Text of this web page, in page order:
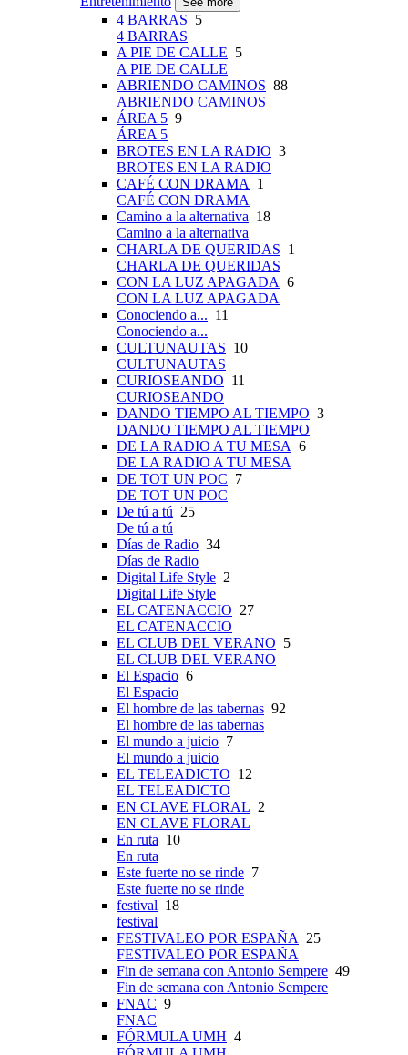
4 BARRAS 5
4 BARRAS
A PIE DE CALLE 5
A PIE DE CALLE
ABRIENDO CAMINOS 88
ABRIENDO CAMINOS
ÁREA 5 9
ÁREA 5
BROTES EN LA RADIO 3
BROTES EN LA RADIO
CAFÉ CON DRAMA 1
CAFÉ CON DRAMA
Camino a la alternativa 18
Camino a la alternativa
CHARLA DE QUERIDAS 1
CHARLA DE QUERIDAS
CON LA LUZ APAGADA 6
CON LA LUZ APAGADA
Conociendo a... 11
Conociendo a...
CULTUNAUTAS 10
CULTUNAUTAS
CURIOSEANDO 11
CURIOSEANDO
DANDO TIEMPO AL TIEMPO 3
DANDO TIEMPO AL TIEMPO
DE LA RADIO A TU MESA 6
DE LA RADIO A TU MESA
DE TOT UN POC 7
DE TOT UN POC
De tú a tú 25
De tú a tú
Días de Radio 34
Días de Radio
Digital Life Style 2
Digital Life Style
EL CATENACCIO 27
EL CATENACCIO
EL CLUB DEL VERANO 5
EL CLUB DEL VERANO
El Espacio 6
El Espacio
El hombre de las tabernas 92
El hombre de las tabernas
El mundo a juicio 7
El mundo a juicio
EL TELEADICTO 12
EL TELEADICTO
EN CLAVE FLORAL 2
EN CLAVE FLORAL
En ruta 10
En ruta
Este fuerte no se rinde 7
Este fuerte no se rinde
festival 18
festival
FESTIVALEO POR ESPAÑA 25
FESTIVALEO POR ESPAÑA
Fin de semana con Antonio Sempere 49
Fin de semana con Antonio Sempere
FNAC 9
FNAC
FÓRMULA UMH 4